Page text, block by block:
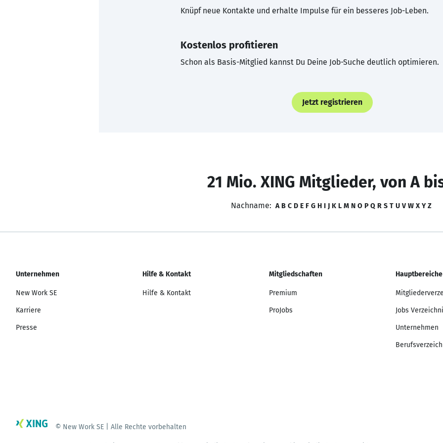
Knüpf neue Kontakte und erhalte Impulse für ein besseres Job-Leben.
Kostenlos profitieren
Schon als Basis-Mitglied kannst Du Deine Job-Suche deutlich optimieren.
Jetzt registrieren
21 Mio. XING Mitglieder, von A
Nachname: A B C D E F G H I J K L M N O P Q R S T U V W X Y Z
Unternehmen
New Work SE
Karriere
Presse
Hilfe & Kontakt
Hilfe & Kontakt
Mitgliedschaften
Premium
ProJobs
Hauptbereiche
Jobs
Unternehmen
© New Work SE | Alle Rechte vorbehalten